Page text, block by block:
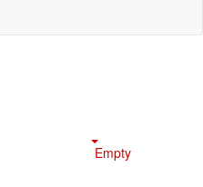
Empty